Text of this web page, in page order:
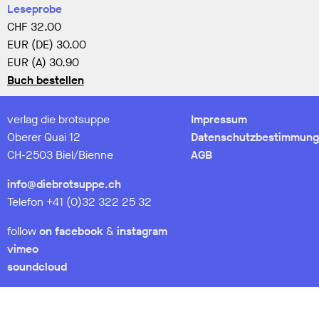
Leseprobe
CHF32.00
EUR (DE) 30.00
EUR (A) 30.90
Buch bestellen
verlag die brotsuppe
Oberer Quai 12
CH-2503 Biel/Bienne
info@diebrotsuppe.ch
Telefon +41 (0)32 322 25 32
followon facebook & instagram
vimeo
soundcloud
Impressum
Datenschutzbestimmung
AGB